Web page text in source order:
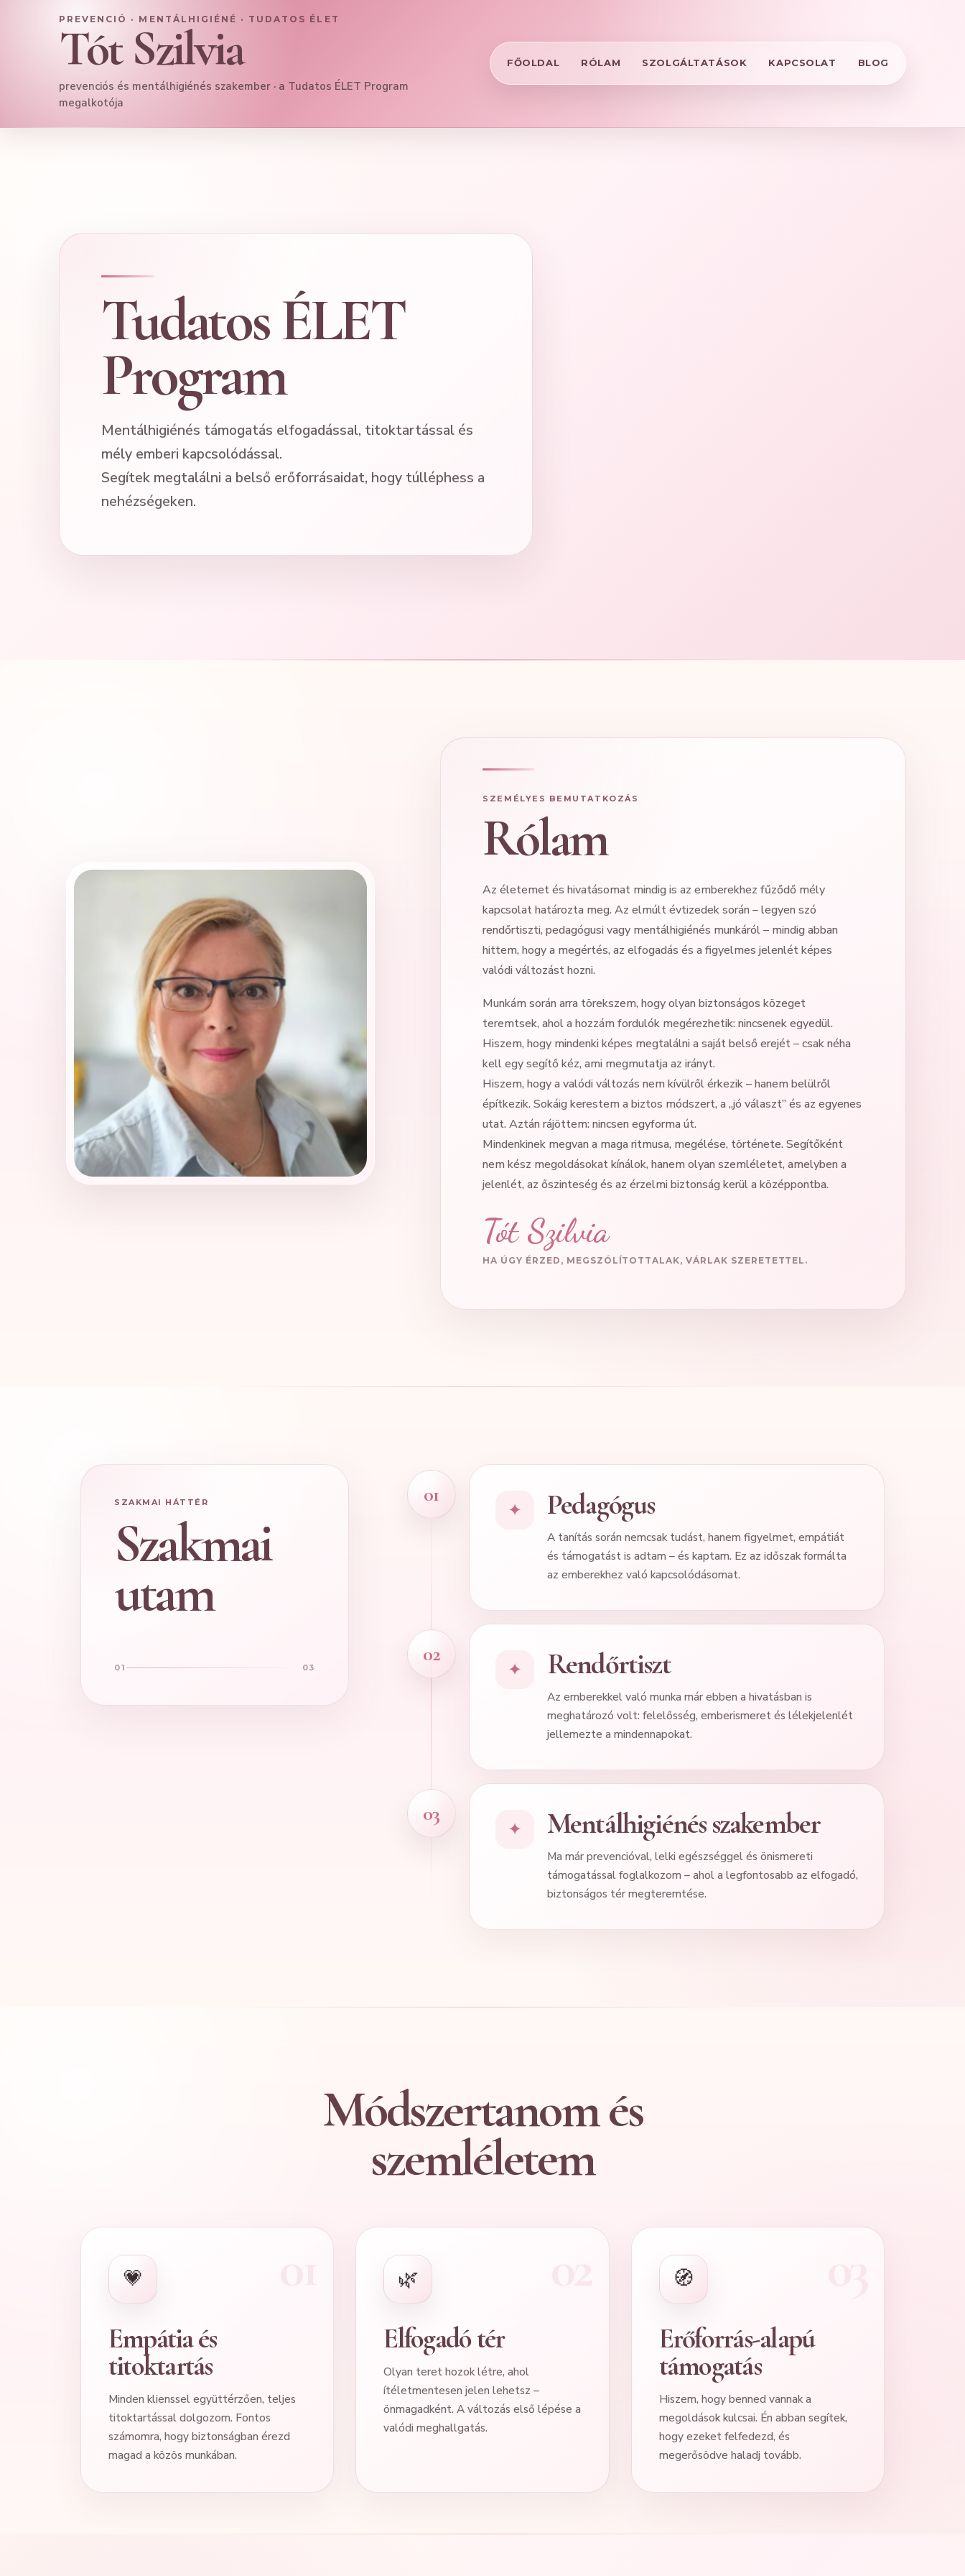
PREVENCIÓ · MENTÁLHIGIÉNÉ · TUDATOS ÉLET
Tót Szilvia
prevenciós és mentálhigiénés szakember · a Tudatos ÉLET Program
megalkotója
FŐOLDAL RÓLAM SZOLGÁLTATÁSOK KAPCSOLAT BLOG
Tudatos ÉLET
Program
Mentálhigiénés támogatás elfogadással, titoktartással és
mély emberi kapcsolódással.
Segítek megtalálni a belső erőforrásaidat, hogy túlléphess a
nehézségeken.
SZEMÉLYES BEMUTATKOZÁS
Rólam
Az életemet és hivatásomat mindig is az emberekhez fűződő mély
kapcsolat határozta meg. Az elmúlt évtizedek során – legyen szó
rendőrtiszti, pedagógusi vagy mentálhigiénés munkáról – mindig abban
hittem, hogy a megértés, az elfogadás és a figyelmes jelenlét képes
valódi változást hozni.
Munkám során arra törekszem, hogy olyan biztonságos közeget
teremtsek, ahol a hozzám fordulók megérezhetik: nincsenek egyedül.
Hiszem, hogy mindenki képes megtalálni a saját belső erejét – csak néha
kell egy segítő kéz, ami megmutatja az irányt.
Hiszem, hogy a valódi változás nem kívülről érkezik – hanem belülről
építkezik. Sokáig kerestem a biztos módszert, a „jó választ” és az egyenes
utat. Aztán rájöttem: nincsen egyforma út.
Mindenkinek megvan a maga ritmusa, megélése, története. Segítőként
nem kész megoldásokat kínálok, hanem olyan szemléletet, amelyben a
jelenlét, az őszinteség és az érzelmi biztonság kerül a középpontba.
Tót Szilvia
HA ÚGY ÉRZED, MEGSZÓLÍTOTTALAK, VÁRLAK SZERETETTEL.
SZAKMAI HÁTTÉR
Szakmai
utam
01 03
01
✦ Pedagógus
A tanítás során nemcsak tudást, hanem figyelmet, empátiát
és támogatást is adtam – és kaptam. Ez az időszak formálta
az emberekhez való kapcsolódásomat.
02
✦ Rendőrtiszt
Az emberekkel való munka már ebben a hivatásban is
meghatározó volt: felelősség, emberismeret és lélekjelenlét
jellemezte a mindennapokat.
03
✦ Mentálhigiénés szakember
Ma már prevencióval, lelki egészséggel és önismereti
támogatással foglalkozom – ahol a legfontosabb az elfogadó,
biztonságos tér megteremtése.
Módszertanom és
szemléletem
💗
Empátia és
titoktartás
Minden klienssel együttérzően, teljes
titoktartással dolgozom. Fontos
számomra, hogy biztonságban érezd
magad a közös munkában.
🌿
Elfogadó tér
Olyan teret hozok létre, ahol
ítéletmentesen jelen lehetsz –
önmagadként. A változás első lépése a
valódi meghallgatás.
🧭
Erőforrás-alapú
támogatás
Hiszem, hogy benned vannak a
megoldások kulcsai. Én abban segítek,
hogy ezeket felfedezd, és
megerősödve haladj tovább.